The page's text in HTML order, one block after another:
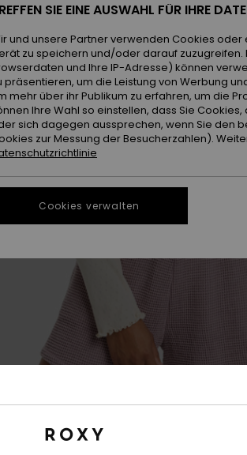
SIE EINE AUSWAHL FÜR IHRE
und unsere Partner verwenden Cookies
zu speichern und/oder darauf
und Ihre IP-Adresse) können
präsentieren, um die Leistung von Werbung
mehr über ihr Publikum zu erfahren, um die
Ihre Wahl so einstellen, dass Sie
sich dagegen aussprechen, wenn Sie den
zur Messung der Besucherzahlen).
Cookies verwalten